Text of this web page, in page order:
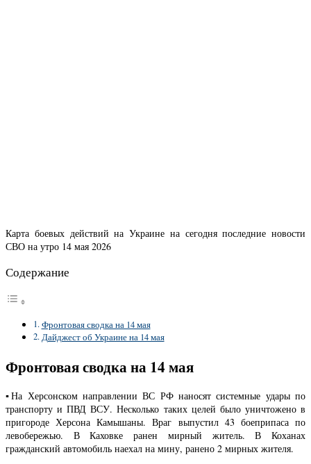
Карта боевых действий на Украине на сегодня последние новости
СВО на утро 14 мая 2026
Содержание
Фронтовая сводка на 14 мая
Дайджест об Украине на 14 мая
Фронтовая сводка на 14 мая
▪️На Херсонском направлении ВС РФ наносят системные удары по
транспорту и ПВД ВСУ. Несколько таких целей было уничтожено в
пригороде Херсона Камышаны. Враг выпустил 43 боеприпаса по
левобережью. В Каховке ранен мирный житель. В Коханах
гражданский автомобиль наехал на мину, ранено 2 мирных жителя.